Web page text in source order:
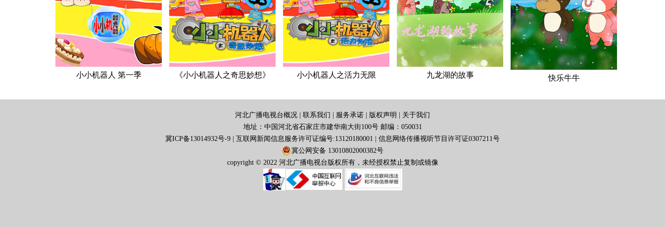
小小机器人 第一季 《小小机器人之奇思妙想》 小小机器人之活力无限 九龙湖的故事 快乐牛牛
河北广播电视台概况 联系我们 服务承诺 版权声明
关于我们
地址：中国河北省石家庄市建华南大街100号 邮编：050031
冀ICP备13014932号-9
互联网新闻信息服务许可证编号:13120180001
信息网络传播视听节目许可证0307211号
冀公网安备 13010802000382号
copyright © 2022 河北广播电视台版权所有，未经授权禁止复制或镜像